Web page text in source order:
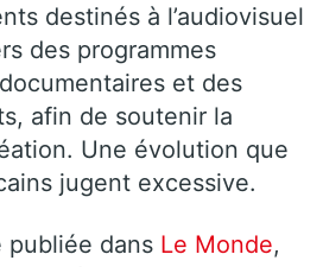
destinés à l’audiovisuel
des programmes
et des
afin de soutenir la
Une évolution que
jugent excessive.
publiée dans Le Monde,